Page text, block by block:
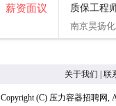
薪资面议
质保工程
南京昊扬
关于我们 联
Copyright (C) 压力容器招聘网,